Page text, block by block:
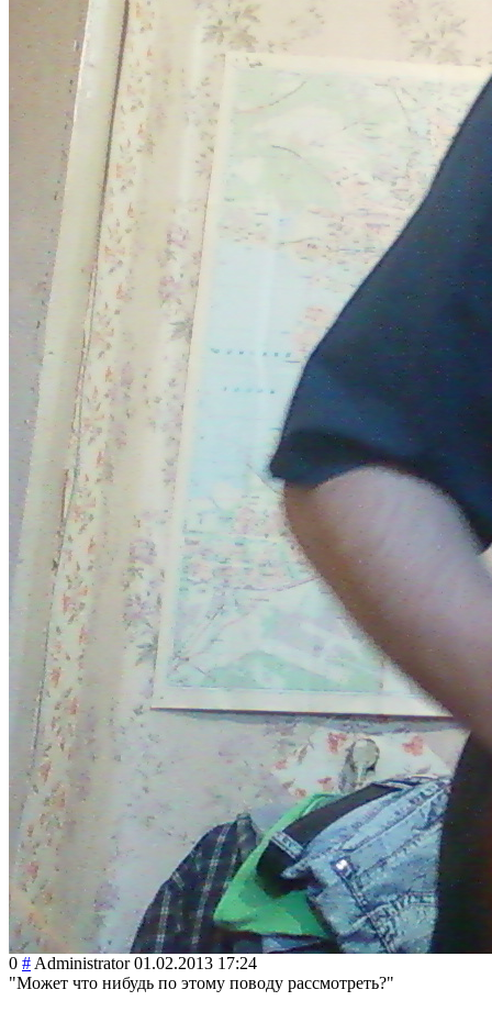
0 # Administrator 01.02.2013 17:24
"Может что нибудь по этому поводу рассмотреть?"